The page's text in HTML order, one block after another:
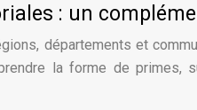
: un
départements et
la forme de primes,